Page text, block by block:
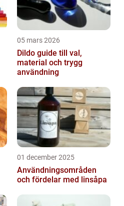
05 mars 2026
Dildo guide till val,
material och trygg
användning
01 december 2025
Användningsområden
och fördelar med linsåpa